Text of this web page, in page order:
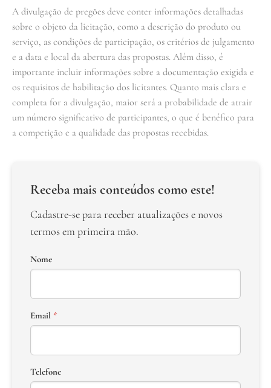
A divulgação de pregões deve conter informações detalhadas
sobre o objeto da licitação, como a descrição do produto ou
serviço, as condições de participação, os critérios de julgamento
e a data e local da abertura das propostas. Além disso, é
importante incluir informações sobre a documentação exigida e
os requisitos de habilitação dos licitantes. Quanto mais clara e
completa for a divulgação, maior será a probabilidade de atrair
um número significativo de participantes, o que é benéfico para
a competição e a qualidade das propostas recebidas.
Receba mais conteúdos como este!
Cadastre-se para receber atualizações e novos
termos em primeira mão.
Nome
Email *
Telefone